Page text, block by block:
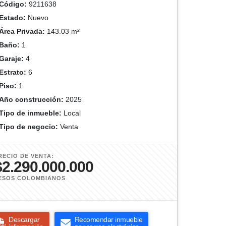
9211638
Nuevo
Privada: 143.03 m²
1
4
6
1
construcción: 2025
de inmueble: Local
de negocio: Venta
DE VENTA:
COLOMBIANOS
Descargar
Recomendar inmueble